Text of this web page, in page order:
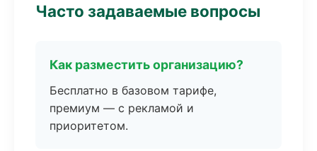
Часто задаваемые вопросы
Как разместить организацию?
Бесплатно в базовом тарифе,
премиум — с рекламой и
приоритетом.